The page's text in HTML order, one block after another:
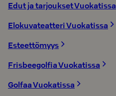
Edut ja tarjoukset Vuokatissa
Elokuvateatteri Vuokatissa
Esteettömyys
Frisbeegolfia Vuokatissa
Golfaa Vuokatissa